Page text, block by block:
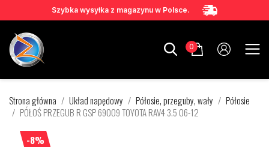
Szybka wysyłka z magazynu w Polsce.
0
Strona główna Układ napędowy Półosie, przeguby, wały
Półosie
PÓŁOŚ PRZEGUB R GSP 69009 TOYOTA RAV4 3.5 06-12
-8%